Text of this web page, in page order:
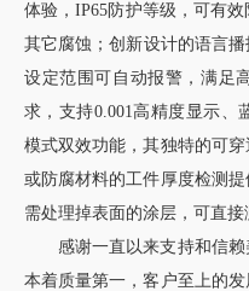
体验，IP65防护等级，可有
其它腐蚀；创新设计的语言
设定范围可自动报警，满足
求，支持0.001高精度显示、
模式双效功能，其独特的可
或防腐材料的工件厚度检测
需处理掉表面的涂层，可直接
感谢一直以来支持和信
本着质量第一，客户至上的